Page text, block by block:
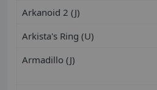
Arkanoid 2 (J)
Arkista's Ring (U)
Armadillo (J)